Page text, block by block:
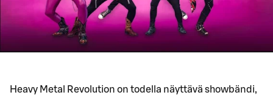
Heavy Metal Revolution on todella näyttävä showbändi,